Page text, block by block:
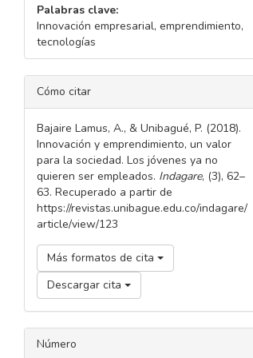
Palabras clave:
Innovación empresarial, emprendimiento,
tecnologías
DETALLES
DEL
ARTÍCULO
Cómo citar
Bajaire Lamus, A., & Unibagué, P. (2018).
Innovación y emprendimiento, un valor
para la sociedad. Los jóvenes ya no
quieren ser empleados. Indagare, (3), 62–
63. Recuperado a partir de
https://revistas.unibague.edu.co/indagare/
article/view/123
Más formatos de cita
Descargar cita
Número